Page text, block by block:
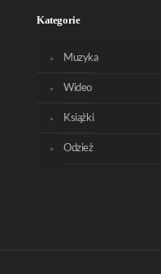
Kategorie
Muzyka
Wideo
Książki
Odzież